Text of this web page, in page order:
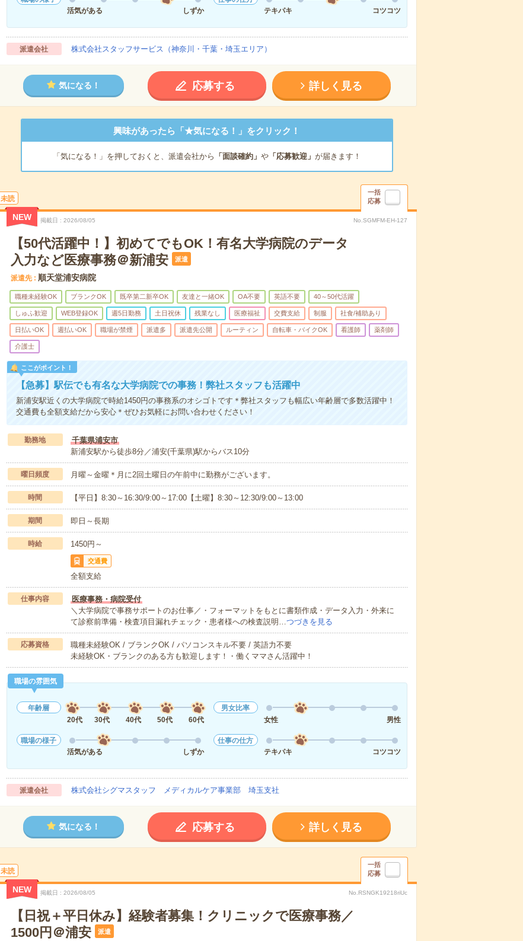
活気がある
しずか
テキパキ
コツコツ
派遣会社 株式会社スタッフサービス（神奈川・千葉・埼玉エリア）
気になる！ 応募する 詳しく見る
興味があったら「★気になる！」をクリック！
「気になる！」を押しておくと、派遣会社から 「面談確約」 や「応募歓迎」 が届きます！
未読
一括
応募
NEW 掲載日 2026/08/05 No.SGMFM-EH-127
【50代活躍中！】初めてでもOK！有名大学病院のデータ
入力など医療事務＠新浦安
派遣
派遣先 順天堂浦安病院
職種未経験OK ブランクOK 既卒第二新卒OK 友達と一緒OK OA不要 英語不要 40～50代活躍
しゅふ歓迎 WEB登録OK 週5日勤務 土日祝休 残業なし 医療福祉 交費支給 制服 社食/補助あり
日払いOK 週払いOK 職場が禁煙 派遣多 派遣先公開 ルーティン 自転車・バイクOK 看護師 薬剤師
介護士
ここがポイント！
【急募】駅伝でも有名な大学病院での事務！弊社スタッフも活躍中
新浦安駅近くの大学病院で時給1450円の事務系のオシゴトです＊弊社スタッフも幅広い年齢層で多数活躍中！
交通費も全額支給だから安心＊ぜひお気軽にお問い合わせください！
勤務地
千葉県浦安市
新浦安駅から徒歩8分／浦安(千葉県)駅からバス10分
曜日頻度 月曜～金曜＊月に2回土曜日の午前中に勤務がございます。
時間 【平日】8:30～16:30/9:00～17:00【土曜】8:30～12:30/9:00～13:00
期間 即日～長期
時給 1450円～
交通費
全額支給
仕事内容
医療事務・病院受付
＼大学病院で事務サポートのお仕事／・フォーマットをもとに書類作成・データ入力・外来に
て診察前準備・検査項目漏れチェック・患者様への検査説明…つづきを見る
応募資格
職種未経験OK / ブランクOK / パソコンスキル不要 / 英語力不要
未経験OK・ブランクのある方も歓迎します！・働くママさん活躍中！
職場の雰囲気
年齢層
20代
30代 40代 50代 60代
男女比率
女性
男性
職場の様子
活気がある
しずか
仕事の仕方
テキパキ
コツコツ
派遣会社 株式会社シグマスタッフ メディカルケア事業部 埼玉支社
気になる！ 応募する 詳しく見る
未読
一括
応募
NEW 掲載日 2026/08/05 No.RSNGK19218riUc
【日祝＋平日休み】経験者募集！クリニックで医療事務／
1500円＠浦安
派遣